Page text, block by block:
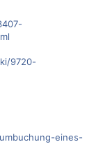
9720-
eines-